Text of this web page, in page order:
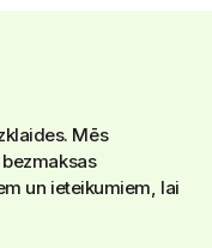
Mēs
un ieteikumiem, lai